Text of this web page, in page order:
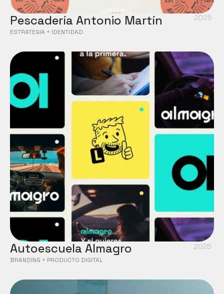
Pescadería Antonio Martín 2025
ESTRATEGIA + IDENTIDAD
Autoescuela Almagro 2025
BRANDING + PRODUCTO DIGITAL